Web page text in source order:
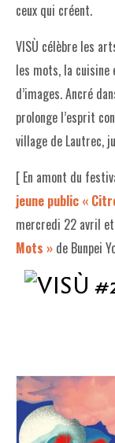
ceux qui créent.
VISÙ célèbre les
les mots, la
d’images. Ancré
prolonge l’esprit
village de Lautrec,
[ En amont du
jeune public «
mercredi 22 avril et
Mots » de Bunpei